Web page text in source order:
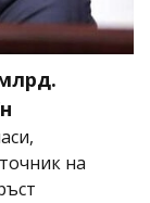
на